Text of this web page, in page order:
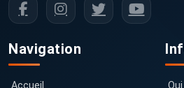
Navigation
Accueil